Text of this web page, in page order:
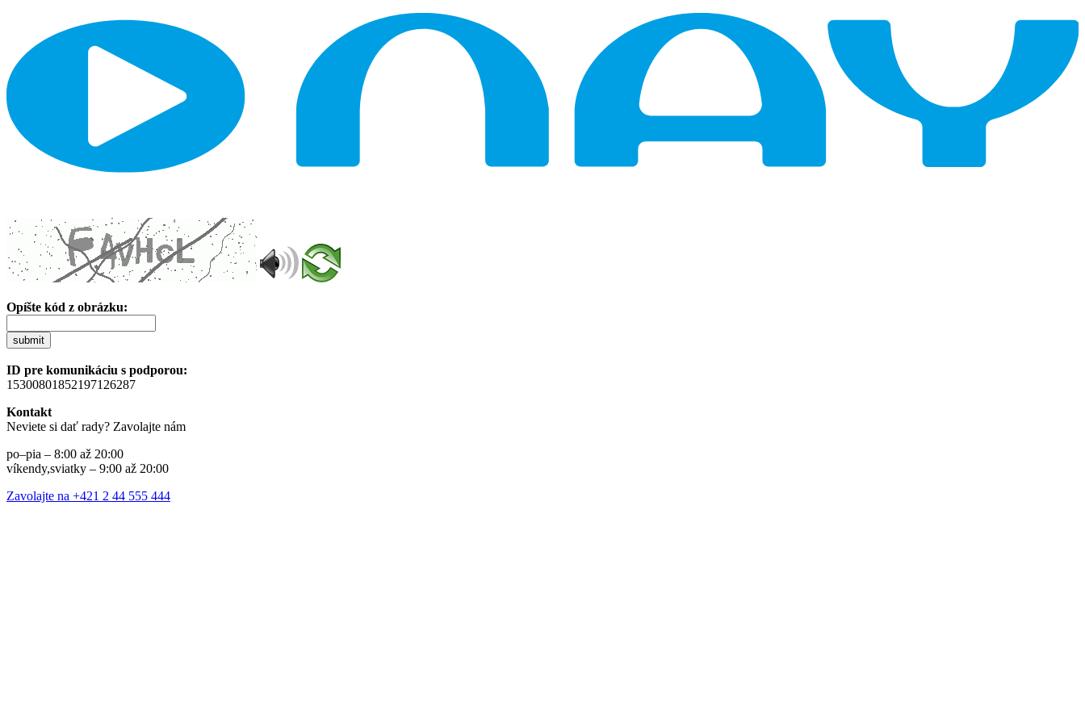
Opíšte kód z obrázku:
submit
ID pre komunikáciu s podporou:
15300801852197126287
Kontakt
Neviete si dať rady? Zavolajte nám
po–pia – 8:00 až 20:00
víkendy,sviatky – 9:00 až 20:00
Zavolajte na +421 2 44 555 444